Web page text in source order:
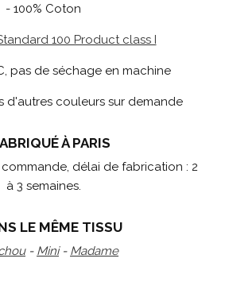
- 100% Coton
100 Product class I
pas de séchage en machine
d'autres couleurs sur demande
À PARIS
commande, délai de fabrication : 2
à 3 semaines.
LE MÊME TISSU
- Mini- Madame